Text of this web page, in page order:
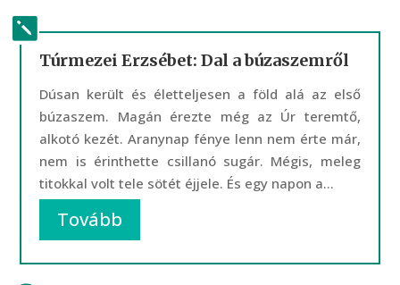
Túrmezei Erzsébet: Dal a búzaszemről
Dúsan került és életteljesen a föld alá az első
búzaszem. Magán érezte még az Úr teremtő,
alkotó kezét. Aranynap fénye lenn nem érte már,
nem is érinthette csillanó sugár. Mégis, meleg
titokkal volt tele sötét éjjele. És egy napon a...
Tovább